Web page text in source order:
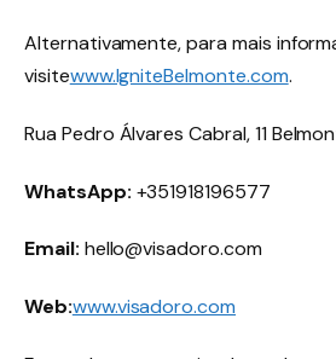
Alternativamente, para mais
visitewww.IgniteBelmonte.com.
Rua Pedro Álvares Cabral, 11
WhatsApp: +351918196577
Email: hello@visadoro.com
Web:www.visadoro.com